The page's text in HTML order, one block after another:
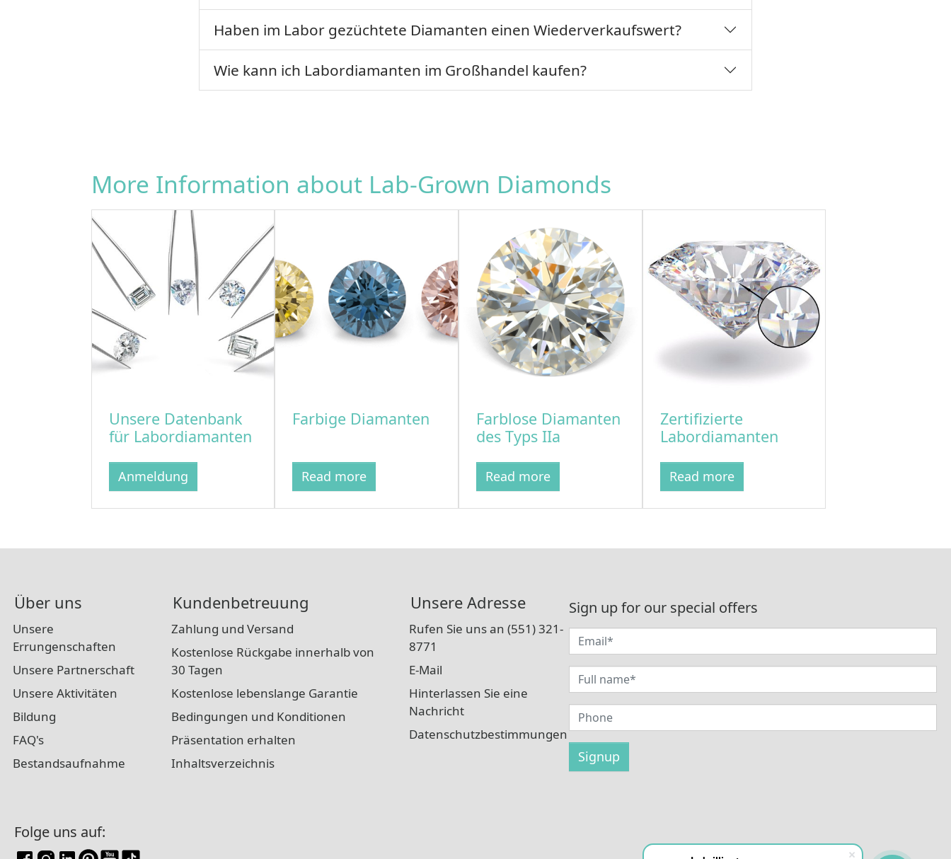
Haben im Labor gezüchtete Diamanten einen Wiederverkaufswert?
Wie kann ich Labordiamanten im Großhandel kaufen?
More Information about Lab-Grown Diamonds
Unsere Datenbank
für Labordiamanten
Anmeldung
Farbige Diamanten
Read more
Farblose Diamanten
des Typs IIa
Read more
Zertifizierte
Labordiamanten
Read more
Über uns
Unsere
Errungenschaften
Unsere Partnerschaft
Unsere Aktivitäten
Bildung
FAQ's
Bestandsaufnahme
Kundenbetreuung
Zahlung und Versand
Kostenlose Rückgabe innerhalb von
30 Tagen
Kostenlose lebenslange Garantie
Bedingungen und Konditionen
Präsentation erhalten
Inhaltsverzeichnis
Unsere Adresse
Rufen Sie uns an (551) 321-
8771
E-Mail
Hinterlassen Sie eine
Nachricht
Datenschutzbestimmungen
Sign up for our special offers
Folge uns auf: